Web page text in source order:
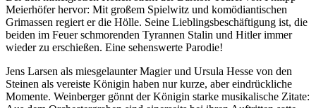
Meierhöfer hervor: Mit großem Spielwitz und komödiantischen
Grimassen regiert er die Hölle. Seine Lieblingsbeschäftigung ist, die
beiden im Feuer schmorenden Tyrannen Stalin und Hitler immer
wieder zu erschießen. Eine sehenswerte Parodie!
Jens Larsen als miesgelaunter Magier und Ursula Hesse von den
Steinen als vereiste Königin haben nur kurze, aber eindrückliche
Momente. Weinberger gönnt der Königin starke musikalische Zitate: